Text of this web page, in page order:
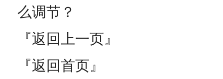
么调节？
『返回上一页』
『返回首页』